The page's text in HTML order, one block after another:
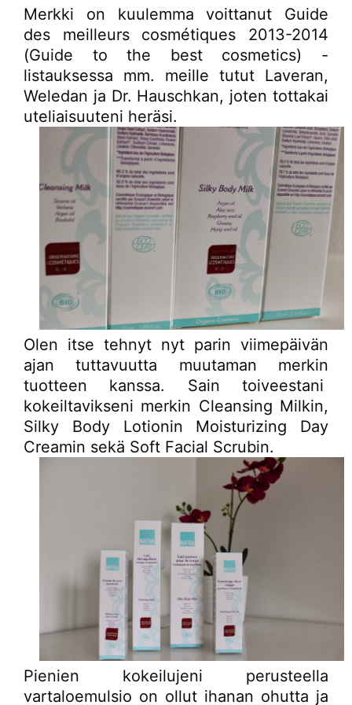
Merkki on kuulemma voittanut Guide
des meilleurs cosmétiques 2013-2014
(Guide to the best cosmetics) -
listauksessa mm. meille tutut Laveran,
Weledan ja Dr. Hauschkan, joten tottakai
uteliaisuuteni heräsi.
Olen itse tehnyt nyt parin viimepäivän
ajan tuttavuutta muutaman merkin
tuotteen kanssa. Sain toiveestani
kokeiltavikseni merkin Cleansing Milkin,
Silky Body Lotionin Moisturizing Day
Creamin sekä Soft Facial Scrubin.
Pienien kokeilujeni perusteella
vartaloemulsio on ollut ihanan ohutta ja